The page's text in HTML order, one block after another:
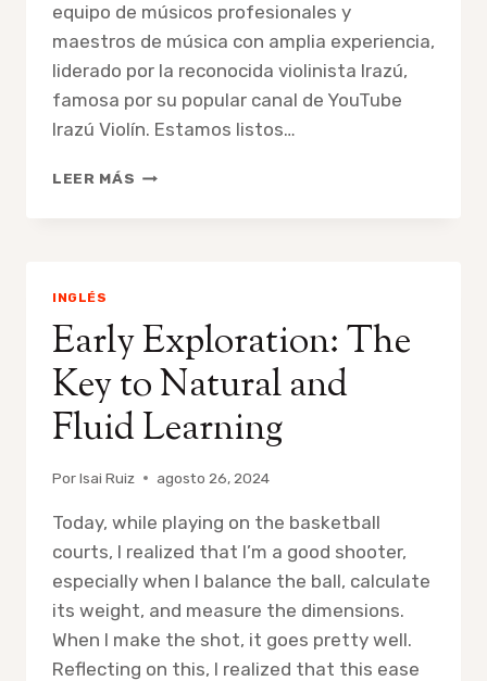
equipo de músicos profesionales y
maestros de música con amplia experiencia,
liderado por la reconocida violinista Irazú,
famosa por su popular canal de YouTube
Irazú Violín. Estamos listos…
LEER MÁS DESCUBRE
GRAN
SANTA
FE,
CANCÚN:
APRENDE
VIOLÍN,
GUITARRA
Y
CANTO
CON
UN
MAESTRO
PROFESIONAL
INGLÉS
Early Exploration: The
Key to Natural and
Fluid Learning
PorIsai Ruiz agosto 26, 2024
Today, while playing on the basketball
courts, I realized that I’m a good shooter,
especially when I balance the ball, calculate
its weight, and measure the dimensions.
When I make the shot, it goes pretty well.
Reflecting on this, I realized that this ease